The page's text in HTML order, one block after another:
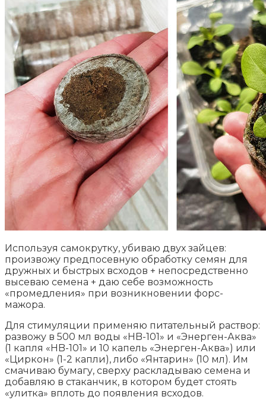
Используя самокрутку, убиваю двух зайцев:
произвожу предпосевную обработку семян для
дружных и быстрых всходов + непосредственно
высеваю семена + даю себе возможность
«промедления» при возникновении форс-
мажора.
Для стимуляции применяю питательный раствор:
развожу в 500 мл воды «HB-101» и «Энерген-Аква»
(1 капля «HB-101» и 10 капель «Энерген-Аква») или
«Циркон» (1-2 капли), либо «Янтарин» (10 мл). Им
смачиваю бумагу, сверху раскладываю семена и
добавляю в стаканчик, в котором будет стоять
«улитка» вплоть до появления всходов.